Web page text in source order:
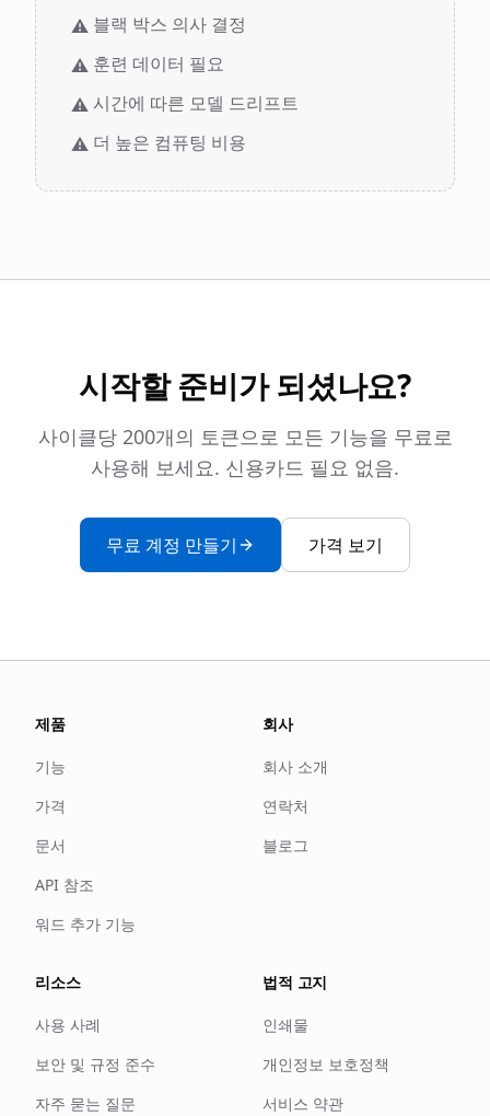
⚠️ 블랙 박스 의사 결정
⚠️ 훈련 데이터 필요
⚠️시간에 따른 모델 드리프트
⚠️ 더 높은 컴퓨팅 비용
시작할 준비가 되셨나요?
사이클당 200개의 토큰으로 모든 기능을 무료로
사용해 보세요. 신용카드 필요 없음.
무료 계정 만들기 가격 보기
제품
기능
가격
문서
API 참조
워드 추가 기능
회사
회사 소개
연락처
블로그
리소스
사용 사례
보안 및 규정 준수
자주 묻는 질문
법적 고지
인쇄물
개인정보 보호정책
서비스 약관